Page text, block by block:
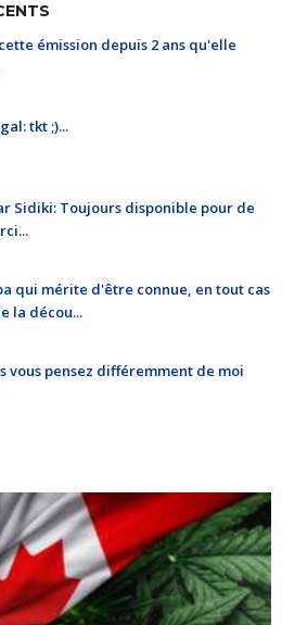
émission depuis 2 ans qu'elle
tkt ;)...
Sidiki: Toujours disponible pour de
qui mérite d'être connue, en tout cas
la décou...
vous pensez différemment de moi